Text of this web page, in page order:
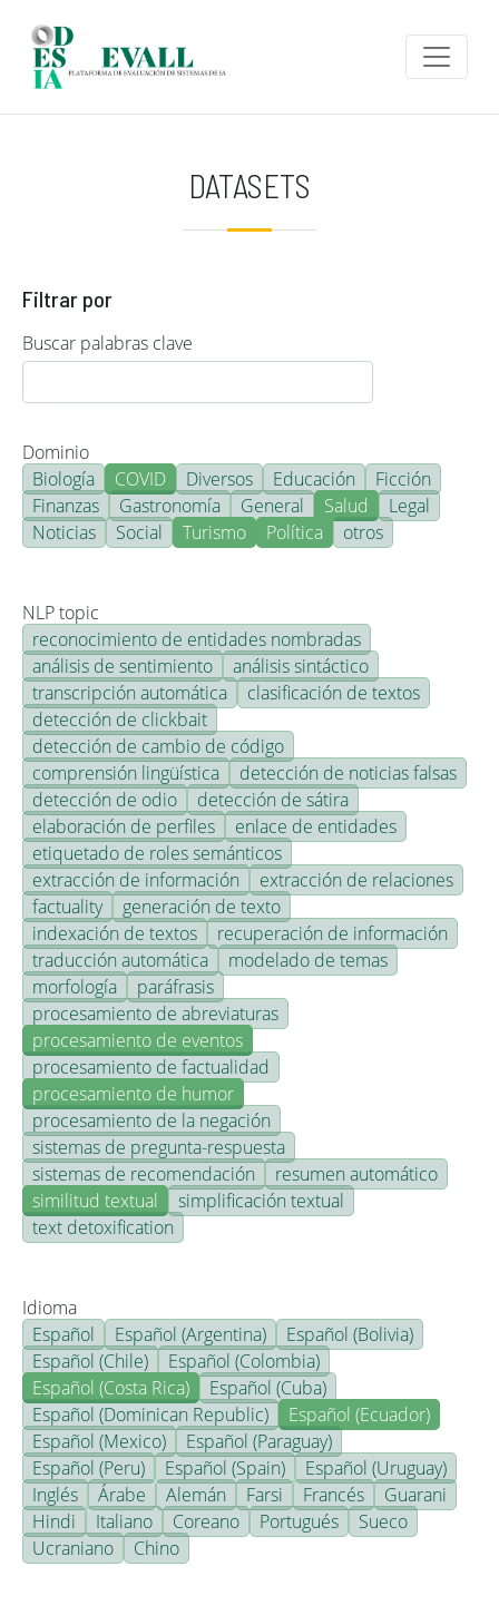
DATASETS
Filtrar por
Buscar palabras clave
Dominio
Biología
COVID Diversos Educación
Ficción
Finanzas
Gastronomía General Salud
Legal
Noticias
Social Turismo Política otros
NLP topic
reconocimiento de entidades nombradas
análisis de sentimiento
análisis sintáctico
transcripción automática
clasificación de textos
detección de clickbait
detección de cambio de código
comprensión lingüística
detección de noticias falsas
detección de odio
detección de sátira
elaboración de perfiles
enlace de entidades
etiquetado de roles semánticos
extracción de información
extracción de relaciones
factuality
generación de texto
indexación de textos
recuperación de información
traducción automática
modelado de temas
morfología
paráfrasis
procesamiento de abreviaturas
procesamiento de eventos
procesamiento de factualidad
procesamiento de humor
procesamiento de la negación
sistemas de pregunta-respuesta
sistemas de recomendación
resumen automático
similitud textual
simplificación textual
text detoxification
Idioma
Español
Español (Argentina)
Español (Bolivia)
Español (Chile)
Español (Colombia)
Español (Costa Rica)
Español (Cuba)
Español (Dominican Republic)
Español (Ecuador)
Español (Mexico)
Español (Paraguay)
Español (Peru)
Español (Spain)
Español (Uruguay)
Inglés
Árabe Alemán Farsi Francés
Guarani
Hindi
Italiano Coreano Portugués
Sueco
Ucraniano
Chino